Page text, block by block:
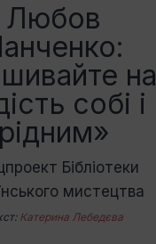
Любов
на
собі і
рідним»
Бібліотеки
мистецтва
Катерина Лебедєва